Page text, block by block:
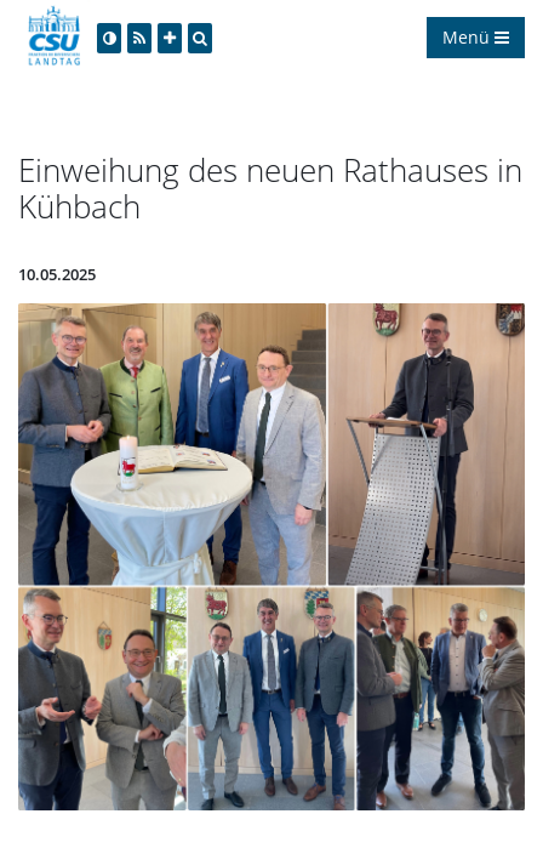
Menü
Einweihung des neuen Rathauses in
Kühbach
10.05.2025